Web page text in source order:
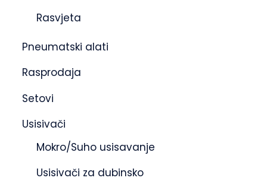
Rasvjeta
Pneumatski alati
Rasprodaja
Setovi
Usisivači
Mokro/Suho usisavanje
Usisivači za dubinsko